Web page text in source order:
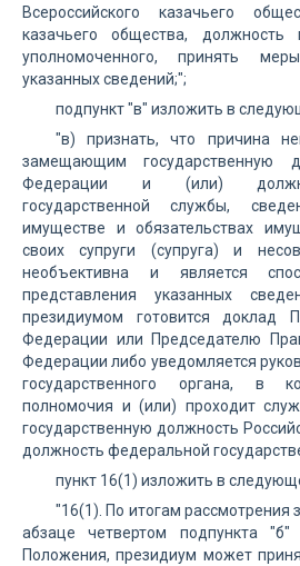
Всероссийского казачьего
казачьего общества, должность
уполномоченного, принять
указанных сведений;";
подпункт "в" изложить в
"в) признать, что причина
замещающим государственную
Федерации и (или)
государственной службы,
имуществе и обязательствах
своих супруги (супруга) и
необъективна и является
представления указанных
президиумом готовится доклад
Федерации или Председателю
Федерации либо уведомляется
государственного органа, в
полномочия и (или) проходит
государственную должность
должность федеральной
пункт 16(1) изложить в
"16(1). По итогам рассмотрения
абзаце четвертом подпункта
Положения, президиум может